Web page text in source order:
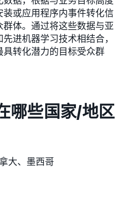
或应用程序内事件转化信
体。通过将这些数据与亚
进机器学习技术相结合，
转化潜力的目标受众群
哪些国家/地区
大、墨西哥